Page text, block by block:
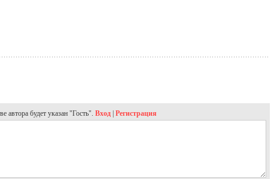
автора будет указан "Гость". Вход | Регистрация